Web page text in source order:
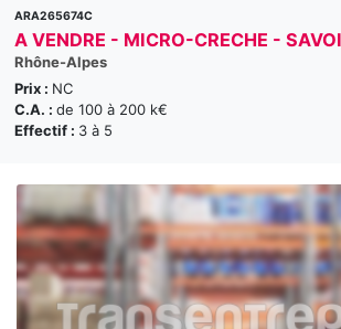
ARA265674C
A VENDRE - MICRO-CRECHE -
Rhône-Alpes
Prix : NC
C.A. : de 100 à 200 k€
Effectif : 3 à 5